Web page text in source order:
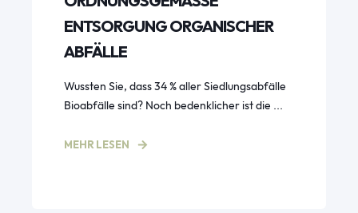
NTSORGUNG ORGANISCHER A
BFÄLLE
Wussten Sie, dass 34 % aller Siedlungsabfälle
Bioabfälle sind? Noch bedenklicher ist die ...
MEHR LESEN